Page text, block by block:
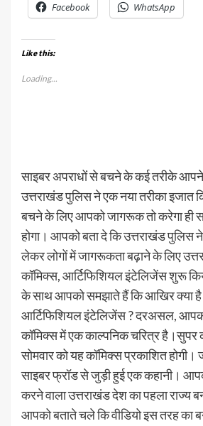
Facebook WhatsApp
Like this:
Loading...
साइबर अपराधों से बचने के कई तरीके
उत्तराखंड पुलिस ने एक नया तरीका इजात
बचने के लिए आपको जागरूक तो करेगा ही
होगा। आपको बता दे कि उत्तराखंड पुलिस
लेकर लोगों में जागरूकता बढ़ाने के लिए
कॉमिक्स, आर्टिफिशियल इंटेलिजेंस शुरू
के साथ आपको समझाते हैं कि आखिर क्या है
आर्टिफिशियल इंटेलिजेंस ? दरअसल,
कॉमिक्स में एक काल्पनिक चरित्र
सोमवार को यह कॉमिक्स प्रकाशित
साइबर फ्रॉड से जुड़ी हुई एक कहानी।
करने वाला उत्तराखंड देश का पहला राज्य
आपको बताते चले कि वीडियो इस तरह का